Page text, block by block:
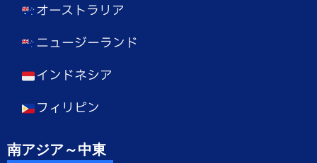
オーストラリア
ニュージーランド
インドネシア
フィリピン
南アジア～中東